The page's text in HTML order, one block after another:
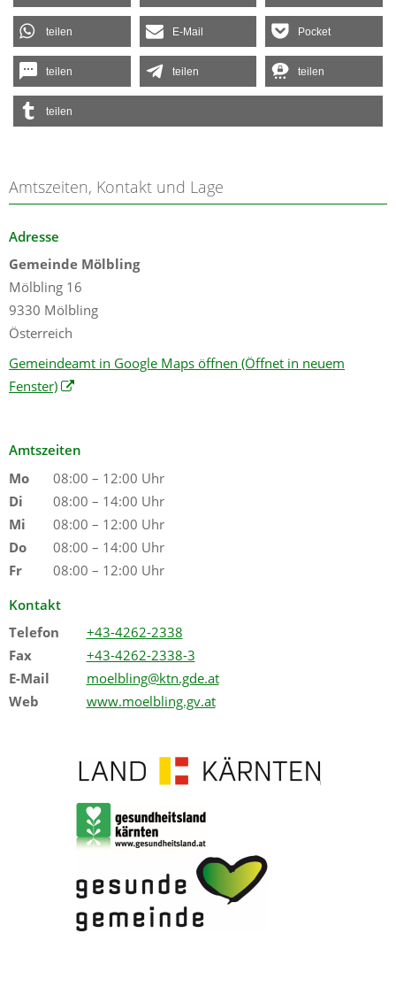
teilen E-Mail Pocket
teilen teilen teilen
teilen
Amtszeiten, Kontakt und Lage
Adresse
Gemeinde Mölbling
Mölbling 16
9330 Mölbling
Österreich
Gemeindeamt in Google Maps öffnen (Öffnet in neuem
Fenster)
Amtszeiten
Mo
08:00 – 12:00 Uhr
Di
08:00 – 14:00 Uhr
Mi
08:00 – 12:00 Uhr
Do
08:00 – 14:00 Uhr
Fr
08:00 – 12:00 Uhr
Kontakt
Telefon
+43-4262-2338
Fax
+43-4262-2338-3
E-Mail
moelbling@ktn.gde.at
Web
www.moelbling.gv.at